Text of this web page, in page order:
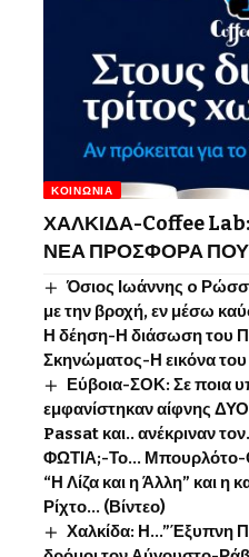
ΚΟΙΝΩΝΊΑ
ΧΑΛΚΙΔΑ-Coffee
ΝΕΑ ΠΡΟΣΦΟΡΑ ΠΟΥ
Όσιος Ιωάννης o
με την βροχή, εν μέσω
Η δέηση-Η διάσωση του
Σκηνώματος-Η εικόνα
Εύβοια-ΣΟΚ: Σε ποια
εμφανίστηκαν αίφνης ΔΥΟ
Passat και.. ανέκριναν
ΦΩΤΙΑ;-Το… Μπουρλότο-Οι
“Η Λίζα και η Άλλη” και η
Ρίχτο… (Βίντεο)
Χαλκίδα: Η…”Έξυπνη